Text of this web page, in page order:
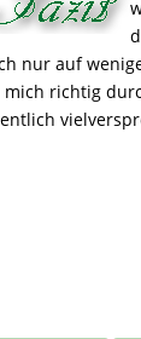
nur auf
mich richtig